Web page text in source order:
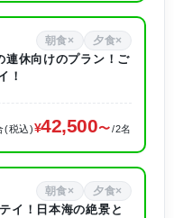
朝食× 夕食×
連休向けのプラン！ご
！
(税込) 42,500 /2名
朝食× 夕食×
イ！日本海の絶景と